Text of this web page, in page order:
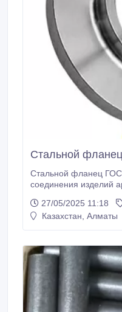
Стальной
Стальной фланец
соединения изделий
между собой и для
различному
27/05/2025 11:18
Казахстан, Алматы